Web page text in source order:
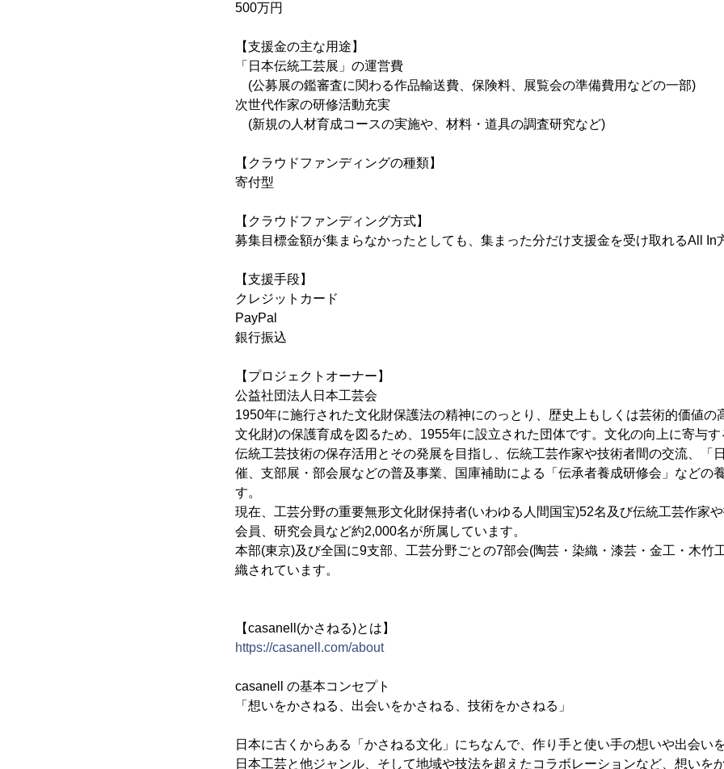
500万円
【支援金の主な用途】
「日本伝統工芸展」の運営費
(公募展の鑑審査に関わる作品輸送費、保険料、展覧会の準備費用などの一部)
次世代作家の研修活動充実
(新規の人材育成コースの実施や、材料・道具の調査研究など)
【クラウドファンディングの種類】
寄付型
【クラウドファンディング方式】
募集目標金額が集まらなかったとしても、集まった分だけ支援金を受け取れるAll In
【支援手段】
クレジットカード
PayPal
銀行振込
【プロジェクトオーナー】
公益社団法人日本工芸会
1950年に施行された文化財保護法の精神にのっとり、歴史上もしくは芸術的価値の
文化財)の保護育成を図るため、1955年に設立された団体です。文化の向上に寄与
伝統工芸技術の保存活用とその発展を目指し、伝統工芸作家や技術者間の交流、「
催、支部展・部会展などの普及事業、国庫補助による「伝承者養成研修会」などの
す。
現在、工芸分野の重要無形文化財保持者(いわゆる人間国宝)52名及び伝統工芸作家
会員、研究会員など約2,000名が所属しています。
本部(東京)及び全国に9支部、工芸分野ごとの7部会(陶芸・染織・漆芸・金工・木竹
織されています。
【casanell(かさねる)とは】
https://casanell.com/about
casanell の基本コンセプト
「想いをかさねる、出会いをかさねる、技術をかさねる」
日本に古くからある「かさねる文化」にちなんで、作り手と使い手の想いや出会い
日本工芸と他ジャンル、そして地域や技法を超えたコラボレーションなど、想いを